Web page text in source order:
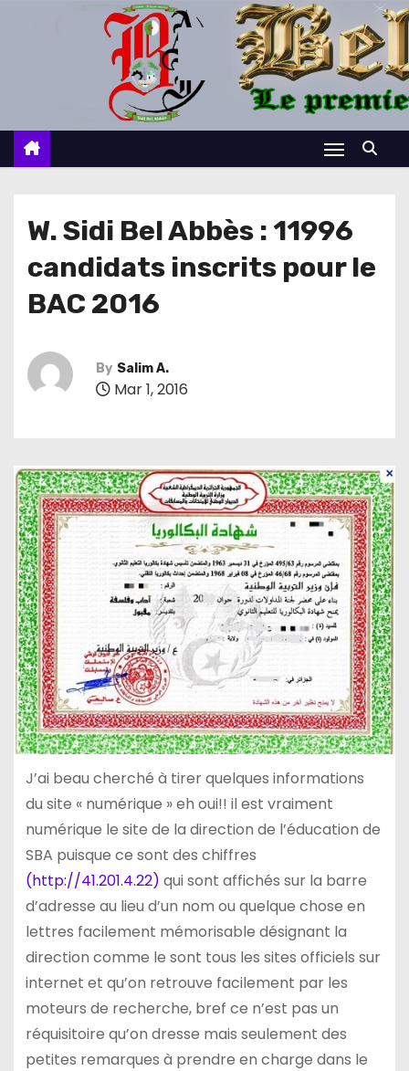
c
W. Sidi Bel Abbès : 11996
candidats inscrits pour le
BAC 2016
By Salim A.
Mar 1, 2016
J’ai beau cherché à tirer quelques informations
du site « numérique » eh oui!! il est vraiment
numérique le site de la direction de l’éducation de
SBA puisque ce sont des chiffres
(http://41.201.4.22) qui sont affichés sur la barre
d’adresse au lieu d’un nom ou quelque chose en
lettres facilement mémorisable désignant la
direction comme le sont tous les sites officiels sur
internet et qu’on retrouve facilement par les
moteurs de recherche, bref ce n’est pas un
réquisitoire qu’on dresse mais seulement des
petites remarques à prendre en charge dans le